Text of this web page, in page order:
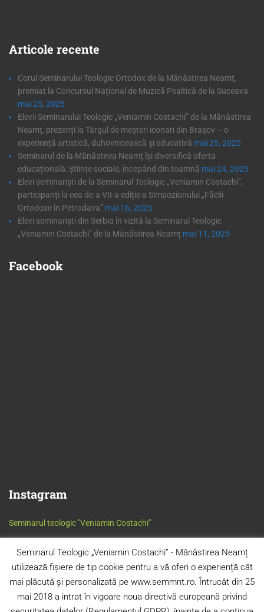
Articole recente
Corul Seminarului Teologic Ortodox de la Mănăstirea Neamț,
premiat la Concursul Național de Muzică Psaltică de la Suceava
mai 25, 2025
Elevii Seminarului Teologic „Veniamin Costachi” de la Mănăstirea
Neamț, prezenți la Târgul de meșteri iconari din Brașov – o
experiență artistică, duhovnicească și educativă mai 25, 2025
Seminarul de la Mănăstirea Neamț își diversifică oferta
educațională: Științe sociale, începând din toamnă mai 24, 2025
Elevi seminariști de la Seminarul Teologic „Veniamin Costachi”,
participanți la cea de-a VII-a ediție a Simpozionului „Făclii
Ortodoxe în Petrodava” mai 16, 2025
Elevi seminariști din Serbia în vizită la Seminarul Teologic
„Veniamin Costachi” de la Mănăstirea Neamț mai 11, 2025
Facebook
Instagram
Seminarul teologic "Veniamin Costachi"
Seminarul Teologic „Veniamin Costachi” - Mânăstirea Neamț
utilizează fișiere de tip cookie pentru a vă oferi o experiență cât
mai plăcută și personalizată pe www.semmnt.ro. Întrucât din 25
mai 2018 a intrat în vigoare noua directivă europeană privind